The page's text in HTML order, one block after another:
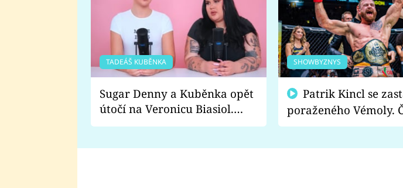
TADEÁŠ KUBĚNKA
Sugar Denny a Kuběnka opět
útočí na Veronicu Biasiol.
Proč je podle nich falešná a
SHOWBYZNYS
poraženého Vémoly.
fanoušci naštvali?